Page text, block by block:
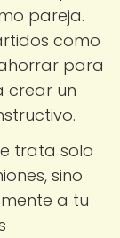
pareja.
como
para
crear un
trata solo
sino
a tu